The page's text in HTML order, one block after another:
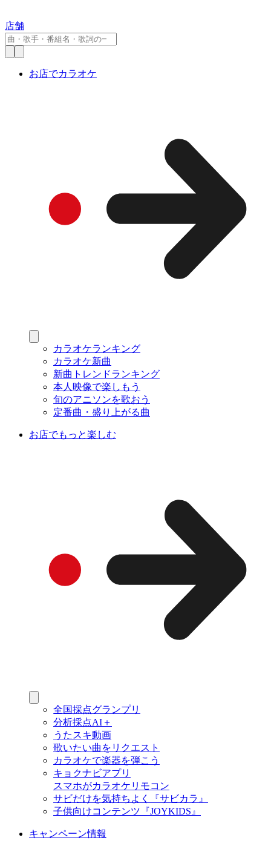
店舗
お店でカラオケ
カラオケランキング
カラオケ新曲
新曲トレンドランキング
本人映像で楽しもう
旬のアニソンを歌おう
定番曲・盛り上がる曲
お店でもっと楽しむ
全国採点グランプリ
分析採点AI＋
うたスキ動画
歌いたい曲をリクエスト
カラオケで楽器を弾こう
キョクナビアプリ
スマホがカラオケリモコン
サビだけを気持ちよく『サビカラ』
子供向けコンテンツ『JOYKIDS』
キャンペーン情報